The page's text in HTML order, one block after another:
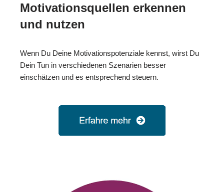
Motivationsquellen erkennen
und nutzen
Wenn Du Deine Motivationspotenziale kennst, wirst Du
Dein Tun in verschiedenen Szenarien besser
einschätzen und es entsprechend steuern.